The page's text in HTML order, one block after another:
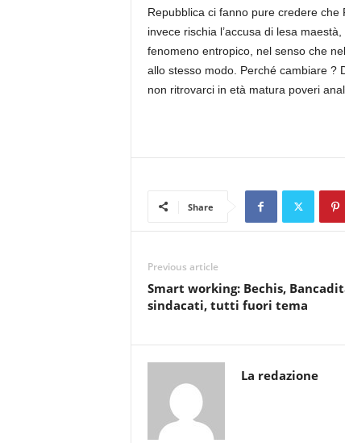
Repubblica ci fanno pure credere che
invece rischia l’accusa di lesa
fenomeno entropico, nel senso che
allo stesso modo. Perché cambiare ?
non ritrovarci in età matura poveri
Share
Previous article
Smart working: Bechis,
sindacati, tutti fuori tema
La redazione